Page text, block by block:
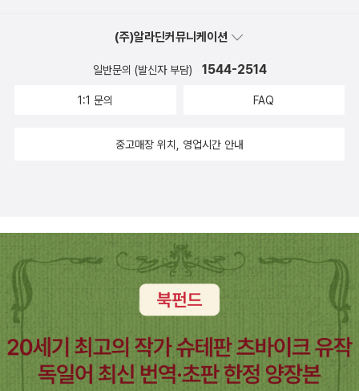
(주)알라딘커뮤니케이션
일반문의 (발신자 부담) 1544-2514
1:1 문의 FAQ
중고매장 위치, 영업시간 안내